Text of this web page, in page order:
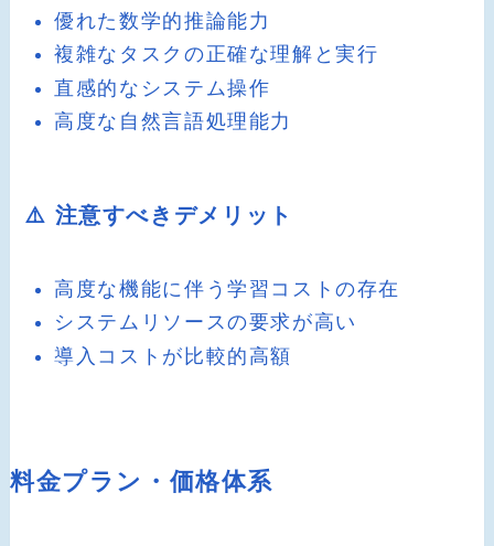
優れた数学的推論能力
複雑なタスクの正確な理解と実行
直感的なシステム操作
高度な自然言語処理能力
⚠️ 注意すべきデメリット
高度な機能に伴う学習コストの存在
システムリソースの要求が高い
導入コストが比較的高額
料金プラン・価格体系